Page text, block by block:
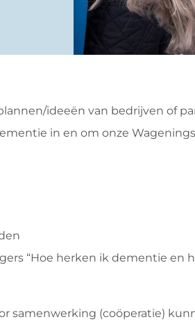
ideeën van bedrijven of
in en om onze
“Hoe herken ik dementie en
samenwerking (coöperatie)